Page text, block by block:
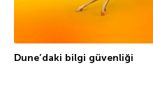
Dune’daki bilgi güvenliği